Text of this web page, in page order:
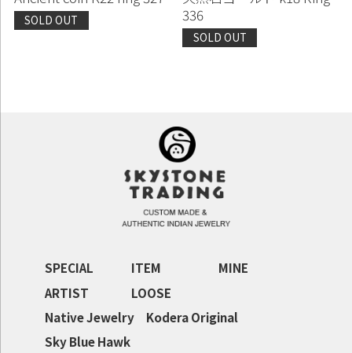
SOLD OUT
336
SOLD OUT
SPECIAL ITEM
MINE
ARTIST
LOOSE
Native Jewelry
Kodera Original
Sky Blue Hawk